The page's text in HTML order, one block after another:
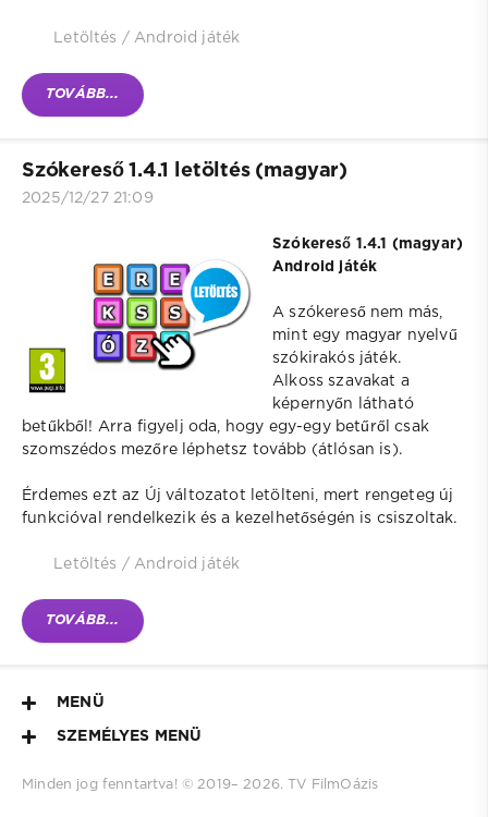
Letöltés / Android játék
TOVÁBB...
Szókereső 1.4.1 letöltés (magyar)
2025/12/27 21:09
Szókereső 1.4.1 (magyar)
Android játék
A szókereső nem más,
mint egy magyar nyelvű
szókirakós játék.
Alkoss szavakat a
képernyőn látható
betűkből! Arra figyelj oda, hogy egy-egy betűről csak
szomszédos mezőre léphetsz tovább (átlósan is).
Érdemes ezt az Új változatot letölteni, mert rengeteg új
funkcióval rendelkezik és a kezelhetőségén is csiszoltak.
Letöltés / Android játék
TOVÁBB...
MENÜ
SZEMÉLYES MENÜ
Minden jog fenntartva! © 2019– 2026. TV FilmOázis